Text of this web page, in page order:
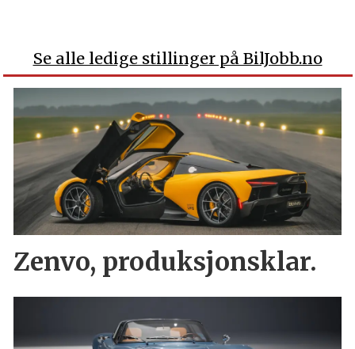
Se alle ledige stillinger på BilJobb.no
Zenvo, produksjonsklar.